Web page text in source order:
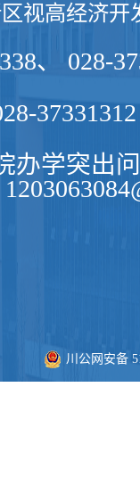
视高经济开
、 028-
37331312
办学突出
川公网安备